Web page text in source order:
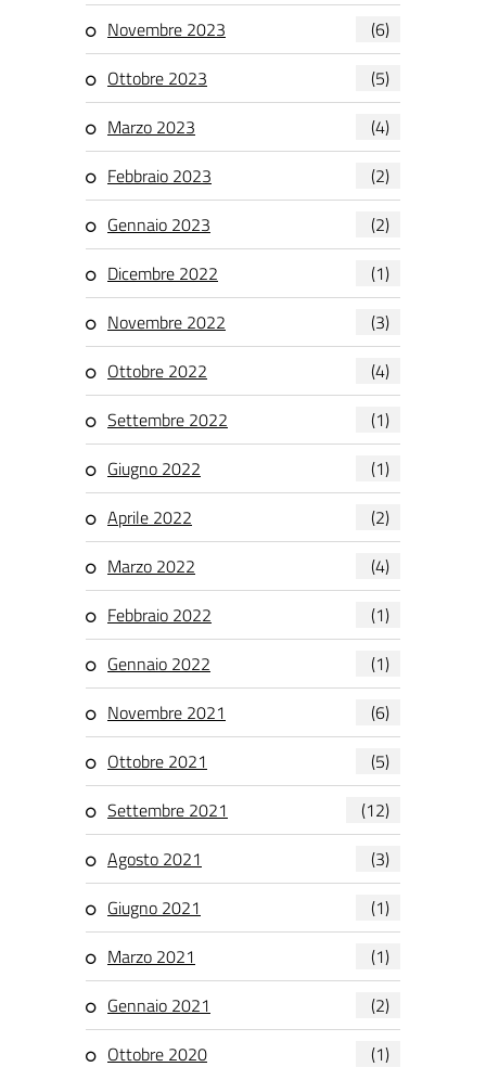
Novembre 2023
(6)
Ottobre 2023
(5)
Marzo 2023
(4)
Febbraio 2023
(2)
Gennaio 2023
(2)
Dicembre 2022
(1)
Novembre 2022
(3)
Ottobre 2022
(4)
Settembre 2022
(1)
Giugno 2022
(1)
Aprile 2022
(2)
Marzo 2022
(4)
Febbraio 2022
(1)
Gennaio 2022
(1)
Novembre 2021
(6)
Ottobre 2021
(5)
Settembre 2021
(12)
Agosto 2021
(3)
Giugno 2021
(1)
Marzo 2021
(1)
Gennaio 2021
(2)
Ottobre 2020
(1)